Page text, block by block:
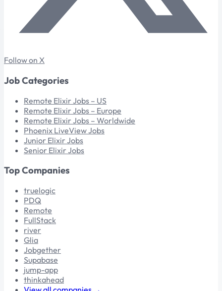
Follow on X
Job Categories
Remote Elixir Jobs – US
Remote Elixir Jobs – Europe
Remote Elixir Jobs – Worldwide
Phoenix LiveView Jobs
Junior Elixir Jobs
Senior Elixir Jobs
Top Companies
truelogic
PDQ
Remote
FullStack
river
Glia
Jobgether
Supabase
jump-app
thinkahead